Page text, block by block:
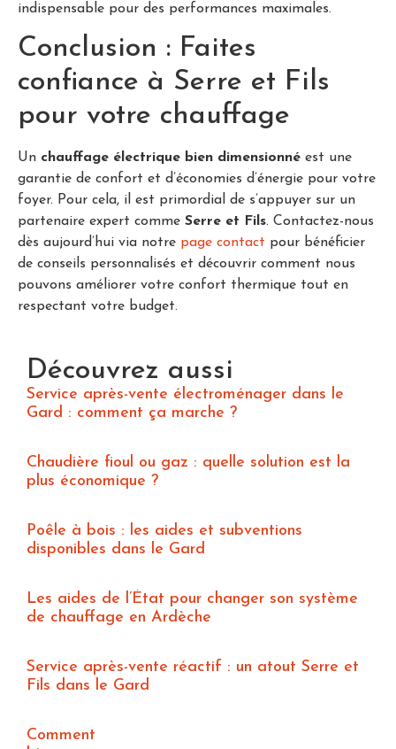
indispensable pour des performances maximales.
Conclusion : Faites
confiance à Serre et Fils
pour votre chauffage
Un chauffage électrique bien dimensionné est une
garantie de confort et d’économies d’énergie pour votre
foyer. Pour cela, il est primordial de s’appuyer sur un
partenaire expert comme Serre et Fils. Contactez-nous
dès aujourd’hui via notre page contact pour bénéficier
de conseils personnalisés et découvrir comment nous
pouvons améliorer votre confort thermique tout en
respectant votre budget.
Découvrez aussi
Service après-vente électroménager dans le
Gard : comment ça marche ?
Chaudière fioul ou gaz : quelle solution est la
plus économique ?
Poêle à bois : les aides et subventions
disponibles dans le Gard
Les aides de l’État pour changer son système
de chauffage en Ardèche
Service après-vente réactif : un atout Serre et
Fils dans le Gard
Comment